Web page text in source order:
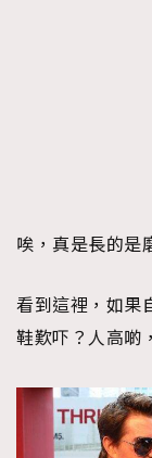
唉，真是長的是
看到這裡，如果
鞋歎吓？人高啲